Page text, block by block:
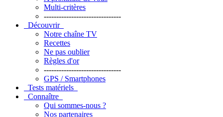
Multi-critères
-------------------------------
Découvrir
Notre chaîne TV
Recettes
Ne pas oublier
Règles d'or
-------------------------------
GPS / Smartphones
Tests matériels
Connaître
Qui sommes-nous ?
Nos partenaires